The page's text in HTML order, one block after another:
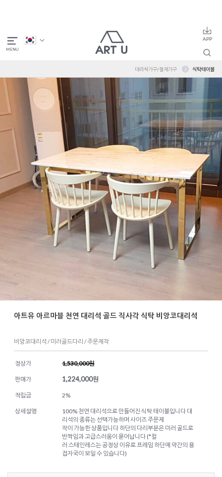
대리석가구/철재가구 식탁테이블
아트유 아르마블 천연 대리석 골드 직사각 식탁 비앙코대리석
비앙코대리석 / 미러골드다리 / 주문제작
정상가 1,530,000원
판매가 1,224,000원
적립금 2%
상세설명
100% 천연 대리석으로 만들어진 식탁 테이블입니다 대
리석의 종류는 선택가능하며 사이즈 주문제
작이 가능한 상품입니다 하단의 다리부분은 미러 골드로
반짝임과 고급스러움이 묻어납니다 (*컬
러 스테인레스는 공정상 이유로 프레임 하단에 약간의 용
접자국이 보일 수 있습니다)